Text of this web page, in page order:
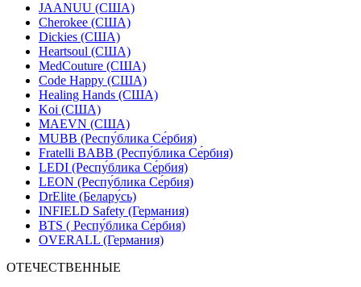
JAANUU (США)
Cherokee (США)
Dickies (США)
Heartsoul (США)
MedCouture (США)
Code Happy (США)
Healing Hands (США)
Koi (США)
MAEVN (США)
MUBB (Респу́блика Се́рбия)
Fratelli BABB (Респу́блика Се́рбия)
LEDI (Респу́блика Се́рбия)
LEON (Респу́блика Се́рбия)
DrElite (Белару́сь)
INFIELD Safety (Германия)
BTS ( Респу́блика Се́рбия)
OVERALL (Германия)
ОТЕЧЕСТВЕННЫЕ